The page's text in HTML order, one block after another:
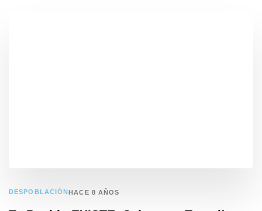
DESPOBLACIÓNHACE 8 AÑOS